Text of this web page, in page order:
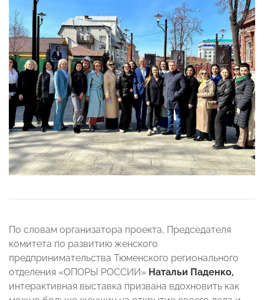
По словам организатора проекта, Председателя
комитета по развитию женского
предпринимательства Тюменского регионального
отделения «ОПОРЫ РОССИИ» Натальи Паденко,
интерактивная выставка призвана вдохновить как